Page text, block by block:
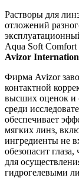
Растворы для
отложений
Aqua Soft Comfort
Avizor
Фирма Avizor
контактной
высших оценок и
среди
обеспечивает
мягких линз,
ингредиенты не
обезопасит
для
гидрогелевыми